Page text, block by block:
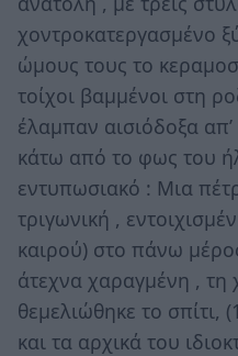
χοντροκατεργασμένο
ώμους τους το
τοίχοι βαμμένοι στη
έλαμπαν αισιόδοξα
κάτω από το φως του
εντυπωσιακό : Μια
τριγωνική ,
καιρού) στο πάνω
άτεχνα χαραγμένη , τη
θεμελιώθηκε το
και τα αρχικά του